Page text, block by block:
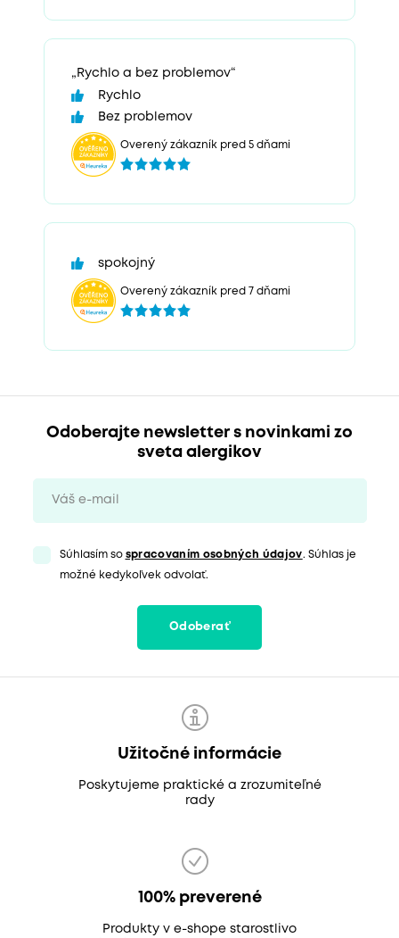
„Rychlo a bez problemov“
Rychlo
Bez problemov
Overený zákazník pred 5 dňami
spokojný
Overený zákazník pred 7 dňami
Odoberajte newsletter s novinkami zo
sveta alergikov
Súhlasím so spracovaním osobných údajov. Súhlas je
možné kedykoľvek odvolať.
Odoberať
Užitočné informácie
Poskytujeme praktické a zrozumiteľné
rady
100% preverené
Produkty v e-shope starostlivo